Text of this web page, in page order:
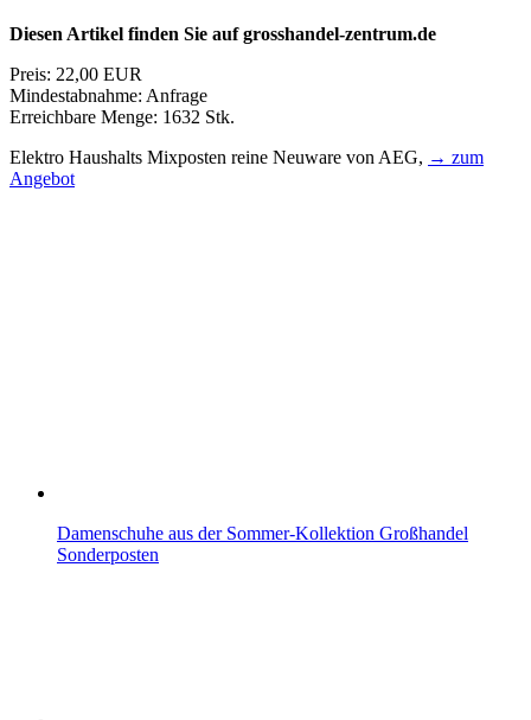
Diesen Artikel finden Sie auf grosshandel-zentrum.de
Preis: 22,00 EUR
Mindestabnahme: Anfrage
Erreichbare Menge: 1632 Stk.
Elektro Haushalts Mixposten reine Neuware von AEG, → zum
Angebot
Damenschuhe aus der Sommer-Kollektion Großhandel
Sonderposten